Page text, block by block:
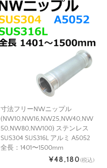
寸法フリーNWニップル
(NW10,NW16,NW25,NW40,NW
50,NW80,NW100) ステンレス
SUS304 SUS316L アルミ A5052
全長：1401〜1500mm
¥48,180(税込)